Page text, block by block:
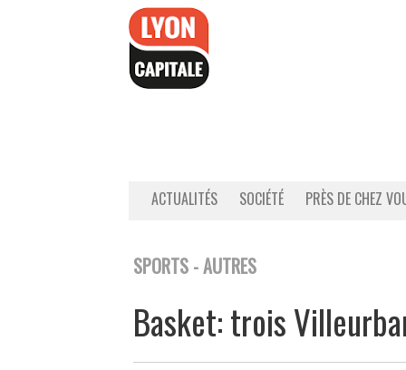
ACTUALITÉS SOCIÉTÉ PRÈS DE CHEZ
SPORTS - AUTRES
Basket: trois